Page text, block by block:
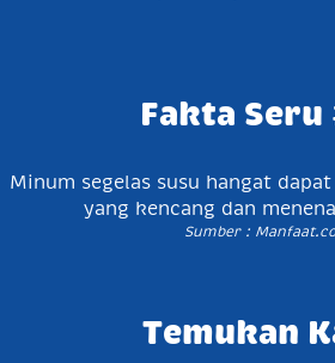
Fakta Seru
Minum segelas susu hangat
yang kencang dan
Sumber :
Temukan